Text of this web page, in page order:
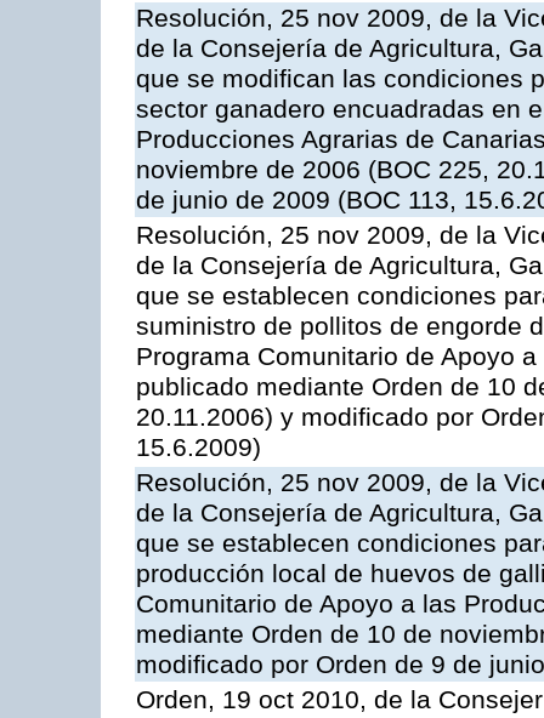
Resolución, 25 nov 2009, de la
de la Consejería de Agricultura,
que se modifican las condiciones
sector ganadero encuadradas en
Producciones Agrarias de
noviembre de 2006 (BOC 225,
de junio de 2009 (BOC 113,
Resolución, 25 nov 2009, de la
de la Consejería de Agricultura,
que se establecen condiciones
suministro de pollitos de engorde
Programa Comunitario de Apoyo
publicado mediante Orden de 10
20.11.2006) y modificado por
15.6.2009)
Resolución, 25 nov 2009, de la
de la Consejería de Agricultura,
que se establecen condiciones
producción local de huevos de
Comunitario de Apoyo a las
mediante Orden de 10 de
modificado por Orden de 9 de
Orden, 19 oct 2010, de la